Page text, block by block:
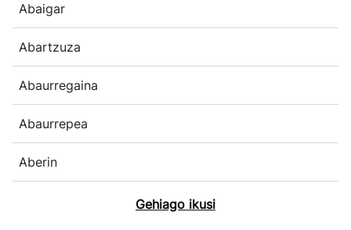
Abaigar
Abartzuza
Abaurregaina
Abaurrepea
Aberin
Gehiago ikusi